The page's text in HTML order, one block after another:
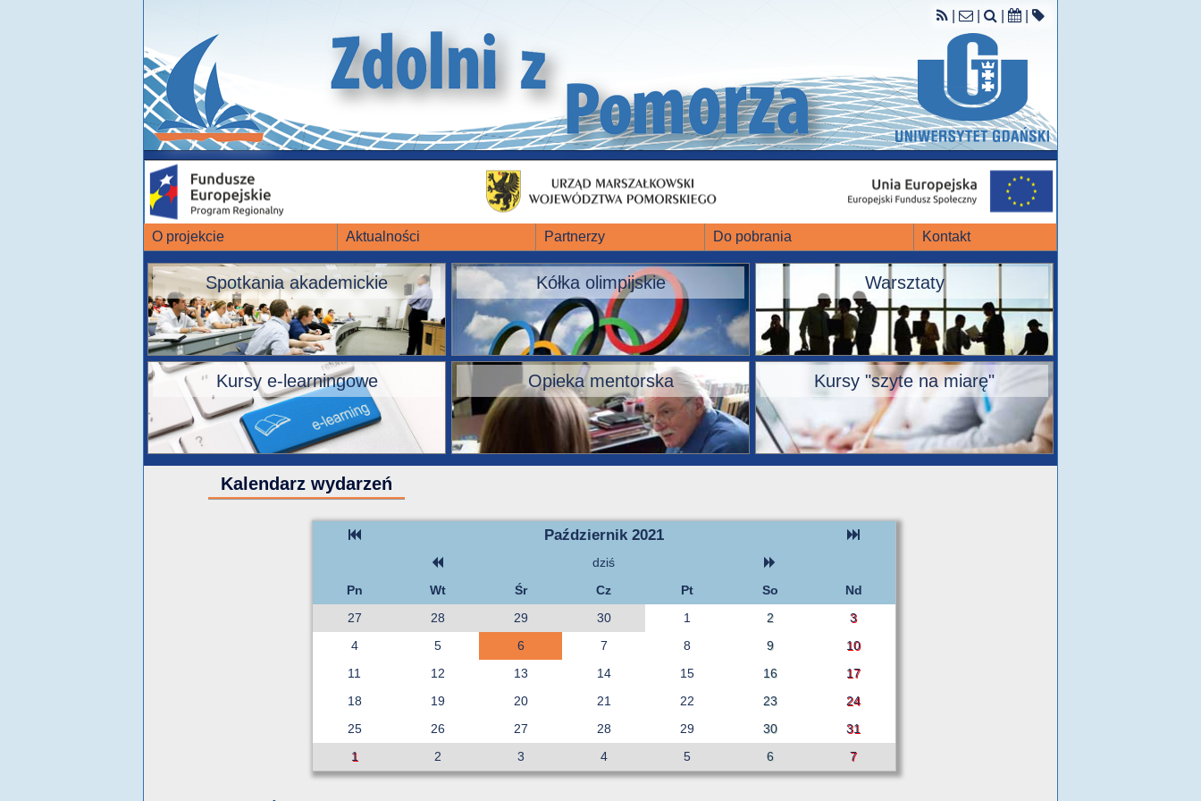
O projekcie Aktualności Partnerzy Do pobrania Kontakt
Spotkania akademickie Kółka olimpijskie Warsztaty
Kursy e-learningowe Opieka mentorska Kursy "szyte na miarę"
Kalendarz wydarzeń
Październik 2021
dziś
Pn
Wt Śr Cz Pt So
Nd
27
28 29 30 1 2
3
4
5 6 7 8 9
10
11
12 13 14 15 16
17
18
19 20 21 22 23
24
25
26 27 28 29 30
31
1
2 3 4 5 6 7